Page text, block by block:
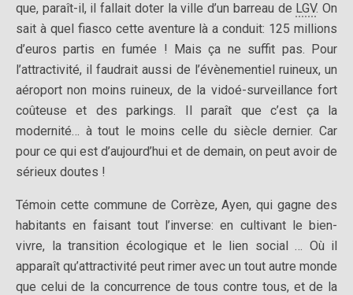
que, paraît-il, il fallait doter la ville d’un barreau de LGV. On
sait à quel fiasco cette aventure là a conduit: 125 millions
d’euros partis en fumée ! Mais ça ne suffit pas. Pour
l’attractivité, il faudrait aussi de l’évènementiel ruineux, un
aéroport non moins ruineux, de la vidoé-surveillance fort
coûteuse et des parkings. Il paraît que c’est ça la
modernité… à tout le moins celle du siècle dernier. Car
pour ce qui est d’aujourd’hui et de demain, on peut avoir de
sérieux doutes !
Témoin cette commune de Corrèze, Ayen, qui gagne des
habitants en faisant tout l’inverse: en cultivant le bien-
vivre, la transition écologique et le lien social … Où il
apparaît qu’attractivité peut rimer avec un tout autre monde
que celui de la concurrence de tous contre tous, et de la